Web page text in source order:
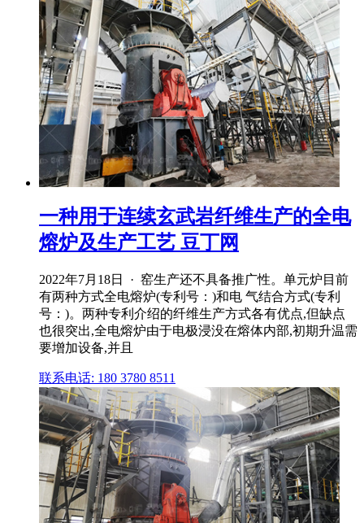
一种用于连续玄武岩纤维生产的全电
熔炉及生产工艺 豆丁网
2022年7月18日 · 窑生产还不具备推广性。单元炉目前
有两种方式全电熔炉(专利号：)和电 气结合方式(专利
号：)。两种专利介绍的纤维生产方式各有优点,但缺点
也很突出,全电熔炉由于电极浸没在熔体内部,初期升温需
要增加设备,并且
联系电话: 180 3780 8511